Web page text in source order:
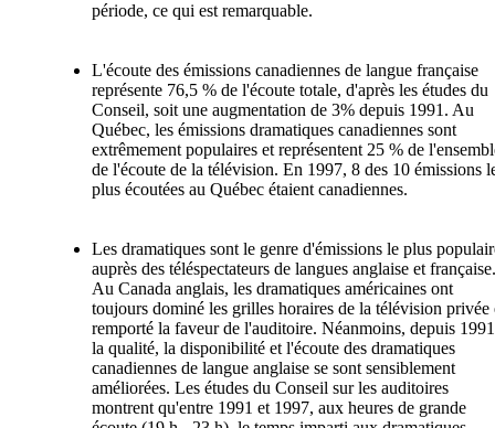
période, ce qui est remarquable.
L'écoute des émissions canadiennes de langue française
représente 76,5 % de l'écoute totale, d'après les études du
Conseil, soit une augmentation de 3% depuis 1991. Au
Québec, les émissions dramatiques canadiennes sont
extrêmement populaires et représentent 25 % de
de l'écoute de la télévision. En 1997, 8 des 10 émissions
plus écoutées au Québec étaient canadiennes.
Les dramatiques sont le genre d'émissions le plus
auprès des téléspectateurs de langues anglaise et française.
Au Canada anglais, les dramatiques américaines ont
toujours dominé les grilles horaires de la télévision privée
remporté la faveur de l'auditoire. Néanmoins, depuis
la qualité, la disponibilité et l'écoute des dramatiques
canadiennes de langue anglaise se sont sensiblement
améliorées. Les études du Conseil sur les auditoires
montrent qu'entre 1991 et 1997, aux heures de grande